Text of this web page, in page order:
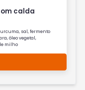
calda
sal, fermento
óleo vegetal,
milho